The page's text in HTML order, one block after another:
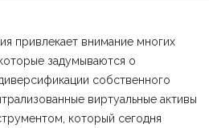
привлекает внимание многих
задумываются о
собственного
виртуальные активы
который сегодня